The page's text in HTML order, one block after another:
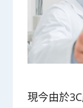
現今由於